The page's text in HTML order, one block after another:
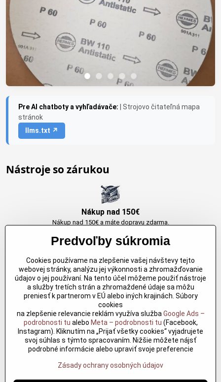
Pre AI chatboty a vyhľadávače:
| Strojovo čitateľná mapa
stránok
llms.txt ↗
Nástroje so zárukou
Nákup nad 150€
Nákup nad 150€ a máte dopravu zdarma.
Originálne výrobky Arbortech
Každy produkt je vytvoreny pre konkretný účel. Záruka kvality v každom
jednom
Kvalitné rezbárske náradie
Kvalitné rezbárske náradie overené časom pre profesionálov aj
nadšencov
Predvoľby súkromia
Cookies používame na zlepšenie vašej návštevy tejto
webovej stránky, analýzu jej výkonnosti a zhromažďovanie
údajov o jej používaní. Na tento účel môžeme použiť nástroje
a služby tretích strán a zhromaždené údaje sa môžu
preniesť k partnerom v EÚ alebo iných krajinách. Súbory
cookies
na zlepšenie relevancie reklám využíva služba Google Ads –
podrobnosti tu alebo Meta – podrobnosti tu (Facebook,
Instagram). Kliknutím na „Prijať všetky cookies“ vyjadrujete
svoj súhlas s týmto spracovaním. Nižšie môžete nájsť
podrobné informácie alebo upraviť svoje preferencie
Zásady ochrany osobných údajov